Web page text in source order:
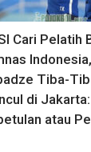
Cari Pelatih
Tiba-
di Jakarta:
atau